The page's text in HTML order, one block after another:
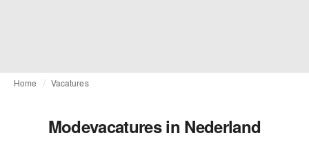
Home Vacatures
Modevacatures in Nederland